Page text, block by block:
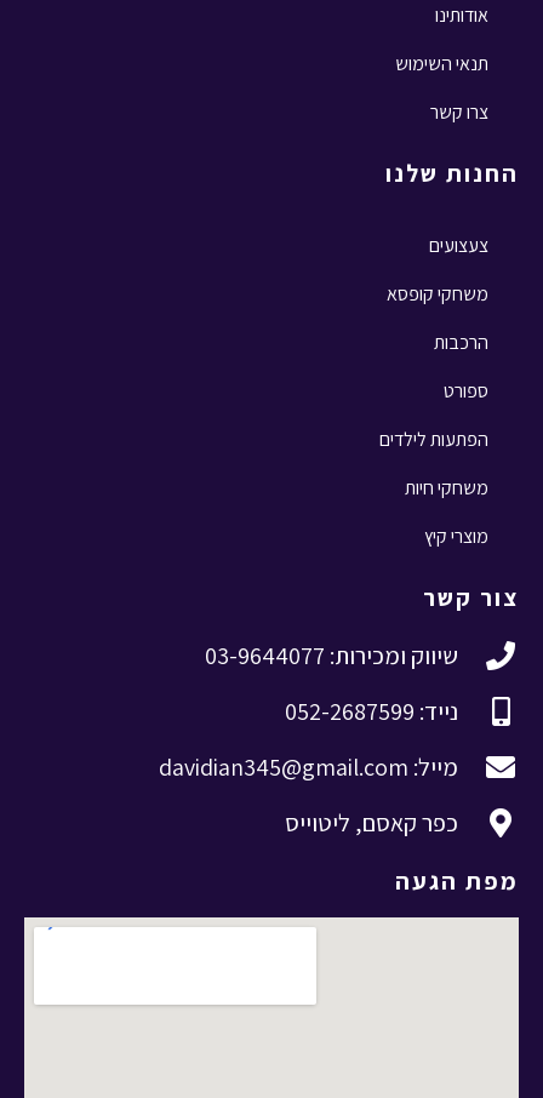
אודותינו
תנאי השימוש
צרו קשר
החנות שלנו
צעצועים
משחקי קופסא
הרכבות
ספורט
הפתעות לילדים
משחקי חיות
מוצרי קיץ
צור קשר
שיווק ומכירות: 03-9644077
נייד: 052-2687599
מייל: davidian345@gmail.com
כפר קאסם, ליטוייס
מפת הגעה